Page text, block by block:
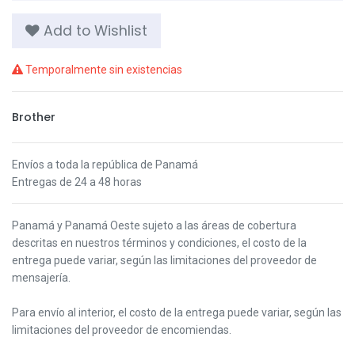
Add to Wishlist
Temporalmente sin existencias
Brother
Envíos a toda la república de Panamá
Entregas de 24 a 48 horas
Panamá y Panamá Oeste sujeto a las áreas de cobertura
descritas en nuestros términos y condiciones, el costo de la
entrega puede variar, según las limitaciones del proveedor de
mensajería.
Para envío al interior, el costo de la entrega puede variar, según las
limitaciones del proveedor de encomiendas.